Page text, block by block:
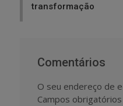
transformação
Comentários
O seu endereço de
Campos